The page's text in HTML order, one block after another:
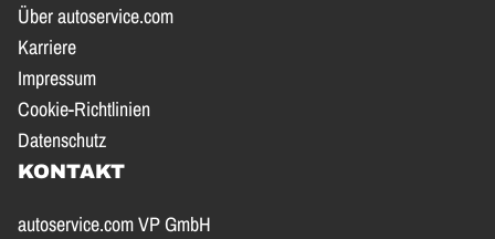
Über autoservice.com
Karriere
Impressum
Cookie-Richtlinien
Datenschutz
KONTAKT
autoservice.com VP GmbH